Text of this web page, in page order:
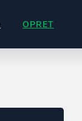
OPRET